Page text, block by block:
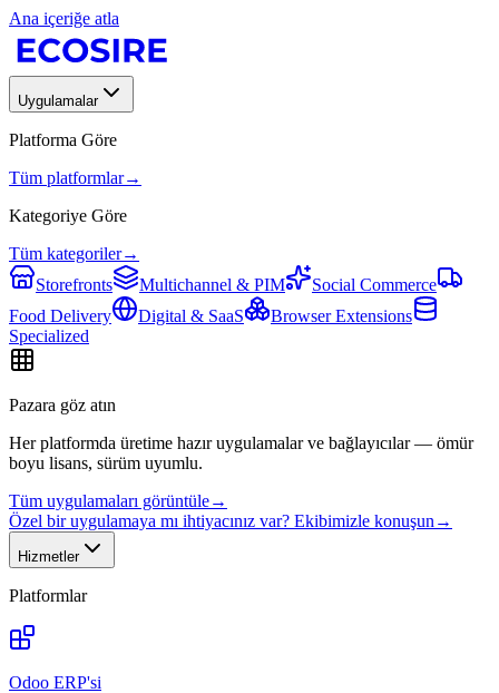
Ana içeriğe atla
Uygulamalar
Platforma Göre
Tüm platformlar→
Kategoriye Göre
Tüm kategoriler→
Storefronts
Multichannel & PIM
Social Commerce
Food Delivery
Digital & SaaS
Browser Extensions
Specialized
Pazara göz atın
Her platformda üretime hazır uygulamalar ve bağlayıcılar — ömür
boyu lisans, sürüm uyumlu.
Tüm uygulamaları görüntüle→
Özel bir uygulamaya mı ihtiyacınız var? Ekibimizle konuşun →
Hizmetler
Platformlar
Odoo ERP'si